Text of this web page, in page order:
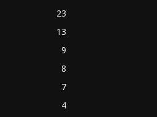
23
13
9
8
7
4